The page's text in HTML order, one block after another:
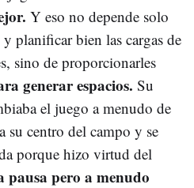
Y eso no depende solo
planificar bien las cargas de
sino de proporcionarles
generar espacios. Su
el juego a menudo de
su centro del campo y se
porque hizo virtud del
pausa pero a menudo